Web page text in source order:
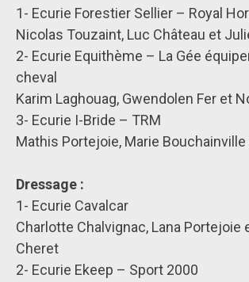
1- Ecurie Forestier Sellier – Royal
Nicolas Touzaint, Luc Château et
2- Ecurie Equithème – La Gée
cheval
Karim Laghouag, Gwendolen Fer et
3- Ecurie I-Bride – TRM
Mathis Portejoie, Marie
Dressage :
1- Ecurie Cavalcar
Charlotte Chalvignac, Lana Portejoie
Cheret
2- Ecurie Ekeep – Sport 2000